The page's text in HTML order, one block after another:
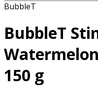
BubbleT
BubbleT
150 g